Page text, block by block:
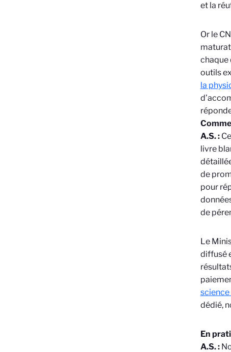
et la
Or le
chaque
outils
la
A.S. :
livre
de
pour
de
Le
diffusé
dédié,
En
A.S. :